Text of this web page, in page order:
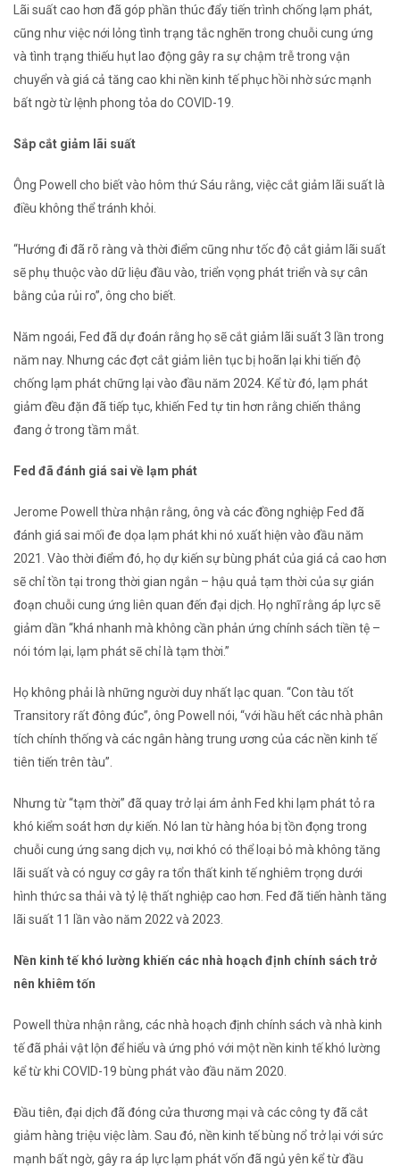
Lãi suất cao hơn đã góp phần thúc đẩy tiến trình chống lạm phát,
cũng như việc nới lỏng tình trạng tắc nghẽn trong chuỗi cung ứng
và tình trạng thiếu hụt lao động gây ra sự chậm trễ trong vận
chuyển và giá cả tăng cao khi nền kinh tế phục hồi nhờ sức mạnh
bất ngờ từ lệnh phong tỏa do COVID-19.
Sắp cắt giảm lãi suất
Ông Powell cho biết vào hôm thứ Sáu rằng, việc cắt giảm lãi suất là
điều không thể tránh khỏi.
“Hướng đi đã rõ ràng và thời điểm cũng như tốc độ cắt giảm lãi suất
sẽ phụ thuộc vào dữ liệu đầu vào, triển vọng phát triển và sự cân
bằng của rủi ro”, ông cho biết.
Năm ngoái, Fed đã dự đoán rằng họ sẽ cắt giảm lãi suất 3 lần trong
năm nay. Nhưng các đợt cắt giảm liên tục bị hoãn lại khi tiến độ
chống lạm phát chững lại vào đầu năm 2024. Kể từ đó, lạm phát
giảm đều đặn đã tiếp tục, khiến Fed tự tin hơn rằng chiến thắng
đang ở trong tầm mắt.
Fed đã đánh giá sai về lạm phát
Jerome Powell thừa nhận rằng, ông và các đồng nghiệp Fed đã
đánh giá sai mối đe dọa lạm phát khi nó xuất hiện vào đầu năm
2021. Vào thời điểm đó, họ dự kiến ​​sự bùng phát của giá cả cao hơn
sẽ chỉ tồn tại trong thời gian ngắn – hậu quả tạm thời của sự gián
đoạn chuỗi cung ứng liên quan đến đại dịch. Họ nghĩ rằng áp lực sẽ
giảm dần “khá nhanh mà không cần phản ứng chính sách tiền tệ –
nói tóm lại, lạm phát sẽ chỉ là tạm thời.”
Họ không phải là những người duy nhất lạc quan. “Con tàu tốt
Transitory rất đông đúc”, ông Powell nói, “với hầu hết các nhà phân
tích chính thống và các ngân hàng trung ương của các nền kinh tế
tiên tiến trên tàu”.
Nhưng từ “tạm thời” đã quay trở lại ám ảnh Fed khi lạm phát tỏ ra
khó kiểm soát hơn dự kiến. Nó lan từ hàng hóa bị tồn đọng trong
chuỗi cung ứng sang dịch vụ, nơi khó có thể loại bỏ mà không tăng
lãi suất và có nguy cơ gây ra tổn thất kinh tế nghiêm trọng dưới
hình thức sa thải và tỷ lệ thất nghiệp cao hơn. Fed đã tiến hành tăng
lãi suất 11 lần vào năm 2022 và 2023.
Nền kinh tế khó lường khiến các nhà hoạch định chính sách trở
nên khiêm tốn
Powell thừa nhận rằng, các nhà hoạch định chính sách và nhà kinh
tế đã phải vật lộn để hiểu và ứng phó với một nền kinh tế khó lường
kể từ khi COVID-19 bùng phát vào đầu năm 2020.
Đầu tiên, đại dịch đã đóng cửa thương mại và các công ty đã cắt
giảm hàng triệu việc làm. Sau đó, nền kinh tế bùng nổ trở lại với sức
mạnh bất ngờ, gây ra áp lực lạm phát vốn đã ngủ yên kể từ đầu